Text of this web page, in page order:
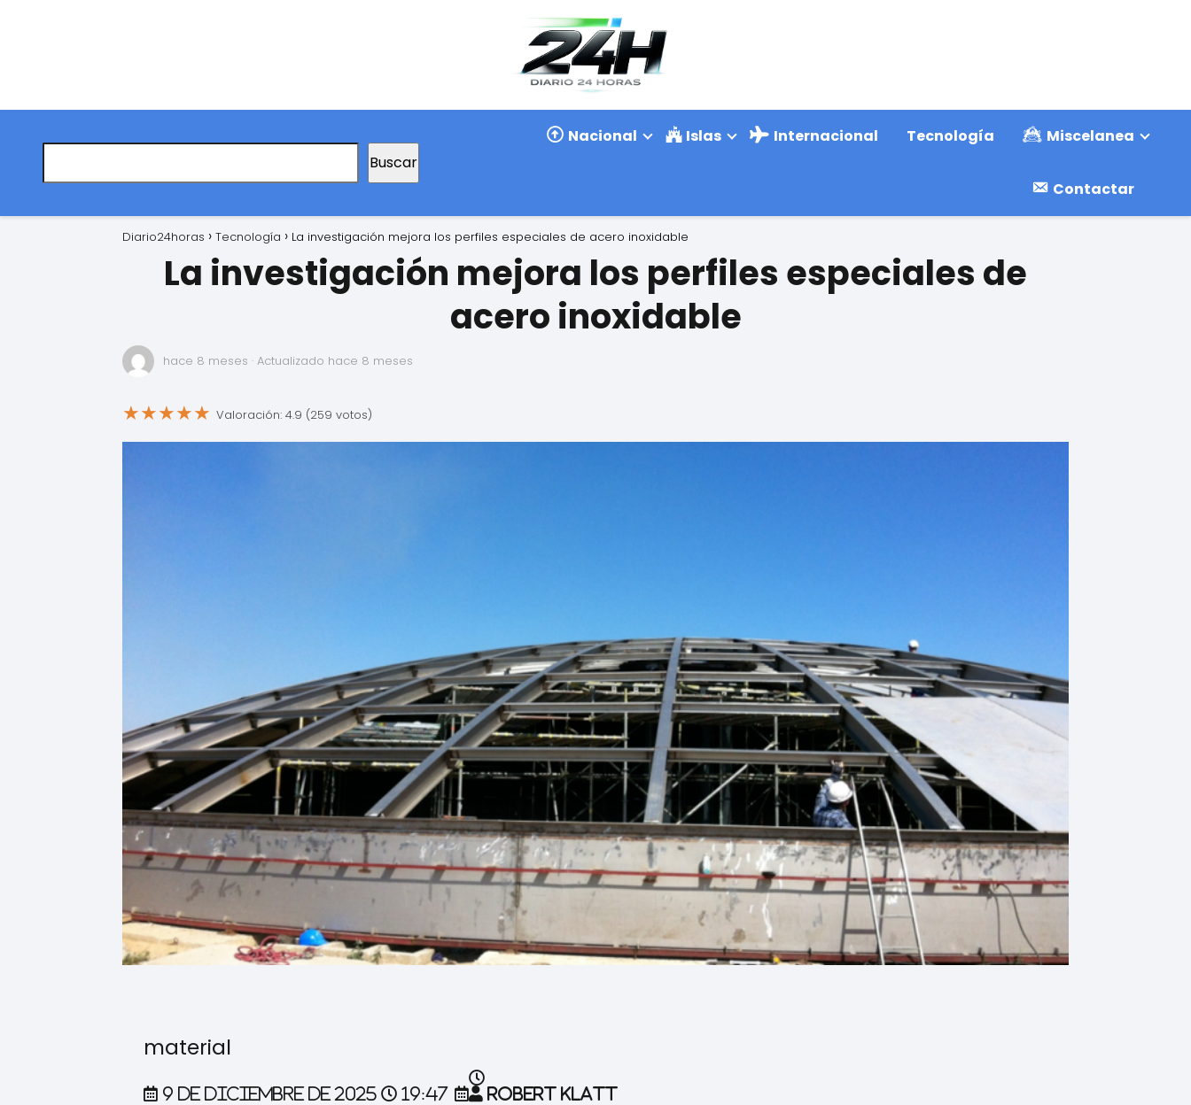
Buscar
Nacional Islas Internacional Tecnología Miscelanea
Contactar
Diario24horas Tecnología La investigación mejora los perfiles especiales de acero inoxidable
La investigación mejora los perfiles especiales de
acero inoxidable
hace 8 meses · Actualizado hace 8 meses
★★★★★ Valoración: 4.9 (259 votos)
material
9 de diciembre de 2025 19:47 Robert Klatt